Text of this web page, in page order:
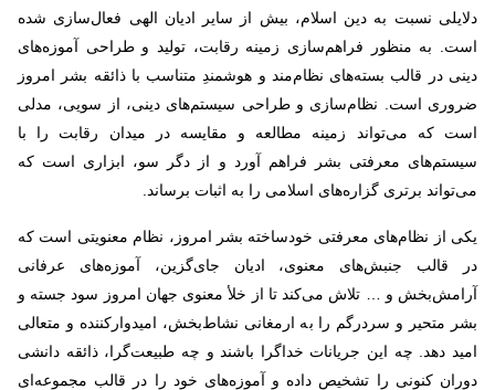
دلایلی نسبت به دین اسلام، بیش از سایر ادیان الهی فعال‌سازی شده
است. به منظور فراهم‌سازی زمینه رقابت، تولید و طراحی آموزه‌های
دینی در قالب بسته‌های نظام‌مند و هوشمندِ متناسب با ذائقه بشر امروز
ضروری است. نظام‌سازی و طراحی سیستم‌های دینی، از سویی، مدلی
است که می‌تواند زمینه مطالعه و مقایسه در میدان رقابت را با
سیستم‌های معرفتی بشر فراهم آورد و از دگر سو، ابزاری است که
می‌تواند برتری گزاره‌های اسلامی را به اثبات برساند.
یکی از نظام‌های معرفتی خودساخته بشر امروز، نظام معنویتی است که
در قالب جنبش‌های معنوی، ادیان جای‌گزین، آموزه‌های عرفانی
آرامش‌بخش و … تلاش می‌کند تا از خلأ معنوی جهان امروز سود جسته و
بشر متحیر و سردرگم را به ارمغانی نشاط‌بخش، امیدوارکننده و متعالی
امید دهد. چه این جریانات خداگرا باشند و چه طبیعت‌گرا، ذائقه دانشی
دوران کنونی را تشخیص داده و آموزه‌های خود را در قالب مجموعه‌ای